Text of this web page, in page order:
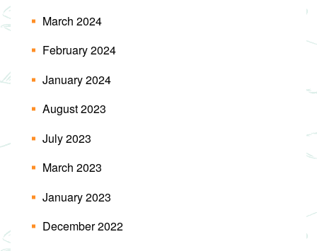
March 2024
February 2024
January 2024
August 2023
July 2023
March 2023
January 2023
December 2022